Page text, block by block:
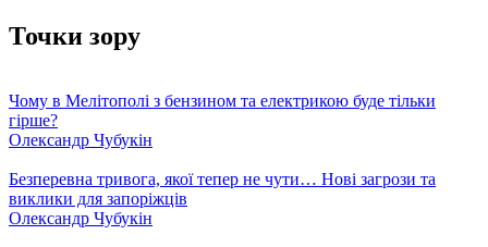
Точки зору
Чому в Мелітополі з бензином та електрикою буде тільки
гірше?
Олександр Чубукін
Безперевна тривога, якої тепер не чути… Нові загрози та
виклики для запоріжців
Олександр Чубукін